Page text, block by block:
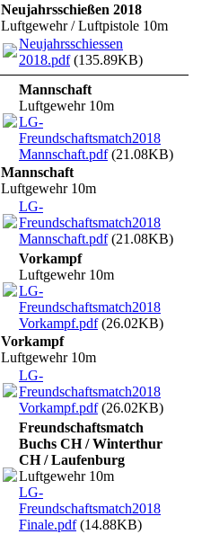
Neujahrsschießen 2018
Luftgewehr / Luftpistole 10m
Neujahrsschiessen
2018.pdf(135.89KB)
Mannschaft
Luftgewehr 10m
LG-
Freundschaftsmatch2018
Mannschaft.pdf(21.08KB)
Mannschaft
Luftgewehr 10m
LG-
Freundschaftsmatch2018
Mannschaft.pdf(21.08KB)
Vorkampf
Luftgewehr 10m
LG-
Freundschaftsmatch2018
Vorkampf.pdf(26.02KB)
Vorkampf
Luftgewehr 10m
LG-
Freundschaftsmatch2018
Vorkampf.pdf(26.02KB)
Freundschaftsmatch
Buchs CH / Winterthur
CH / Laufenburg
Luftgewehr 10m
LG-
Freundschaftsmatch2018
Finale.pdf(14.88KB)